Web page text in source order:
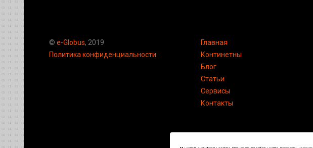
© e-Globus, 2019
Политика конфиденциальности
Главная
Континетны
Блог
Статьи
Сервисы
Контакты